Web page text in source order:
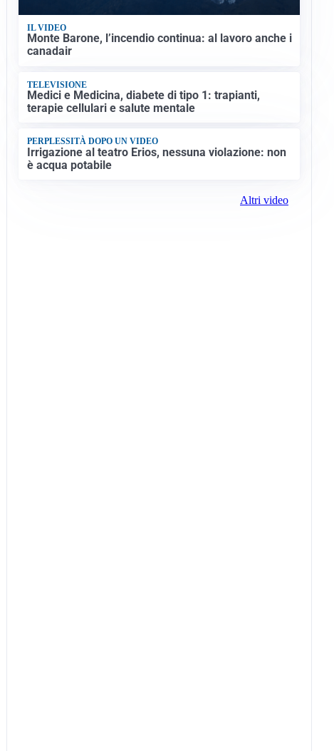
IL VIDEO
Monte Barone, l’incendio continua: al lavoro anche i
canadair
TELEVISIONE
Medici e Medicina, diabete di tipo 1: trapianti,
terapie cellulari e salute mentale
PERPLESSITÀ DOPO UN VIDEO
Irrigazione al teatro Erios, nessuna violazione: non
è acqua potabile
Altri video